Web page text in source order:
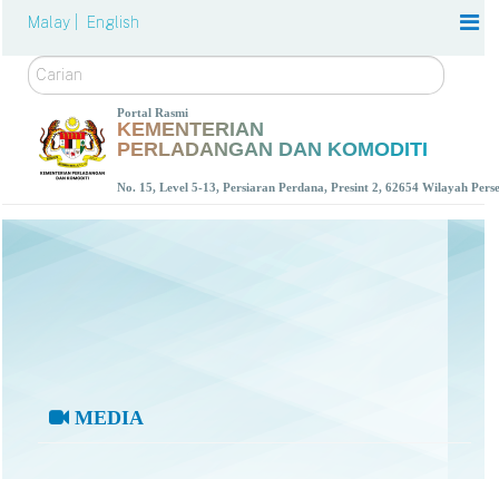
Malay | English
Carian
Portal Rasmi
KEMENTERIAN
PERLADANGAN DAN KOMODITI
No. 15, Level 5-13, Persiaran Perdana, Presint 2, 62654 Wilayah
MEDIA